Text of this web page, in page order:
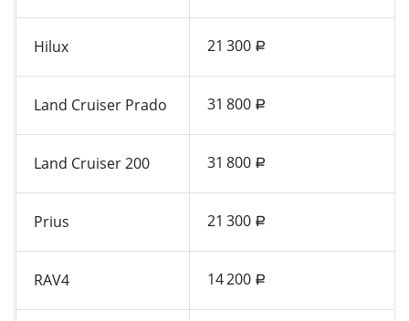
Hilux 21 300 a
Land Cruiser Prado 31 800 a
Land Cruiser 200 31 800 a
Prius 21 300 a
RAV4 14 200 a